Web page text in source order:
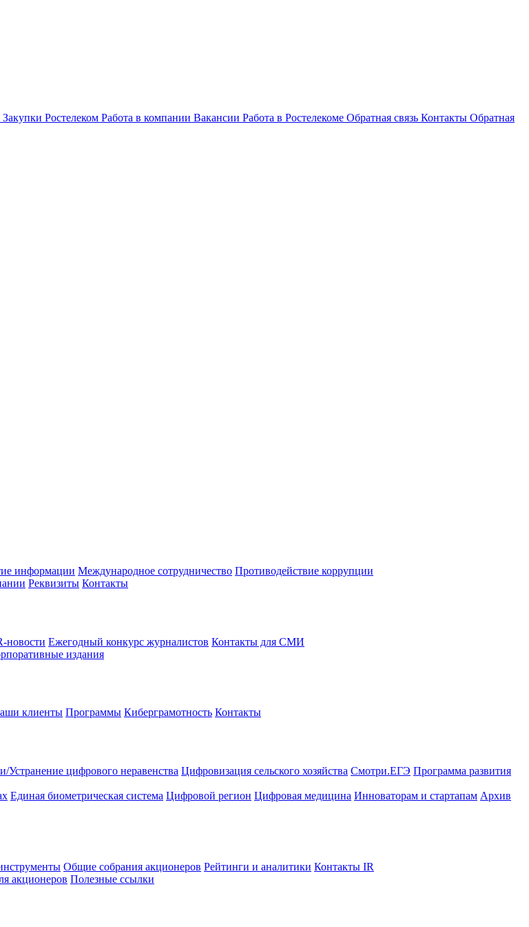
Закупки Ростелеком Работа в компании Вакансии Работа в Ростелекоме Обратная связь Контакты Обратная
информации Международное сотрудничество Противодействие коррупции
Реквизиты Контакты
новости Ежегодный конкурс журналистов Контакты для СМИ
издания
клиенты Программы Киберграмотность Контакты
Устранение цифрового неравенства Цифровизация сельского хозяйства Смотри.ЕГЭ Программа развития
Единая биометрическая система Цифровой регион Цифровая медицина Инноваторам и стартапам Архив
Общие собрания акционеров Рейтинги и аналитики Контакты IR
акционеров Полезные ссылки